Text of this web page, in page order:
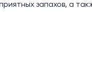
запахов, а